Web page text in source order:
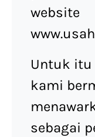
website
Untuk
kami
sebagai